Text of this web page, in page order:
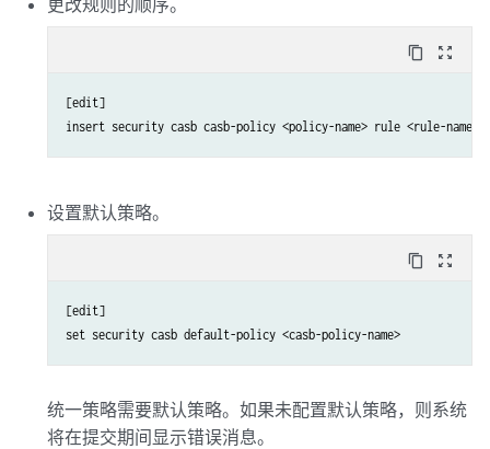
content_copy zoom_out_map
[edit]
insert security casb casb-policy <policy-name> rule <rule-
设置默认策略。
content_copy zoom_out_map
[edit]
set security casb default-policy <casb-policy-name>
统一策略需要默认策略。如果未配置默认策略，则系统
将在提交期间显示错误消息。